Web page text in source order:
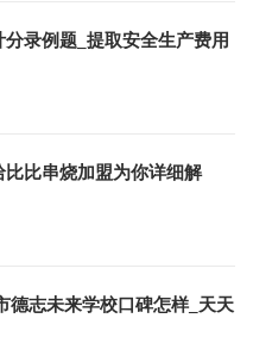
录例题_提取安全生产费用
比串烧加盟为你详细解
德志未来学校口碑怎样_天天